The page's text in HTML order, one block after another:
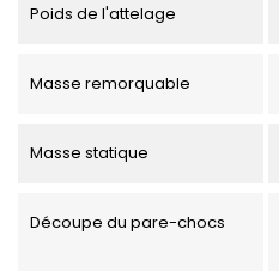
Poids de l'attelage
Masse remorquable
Masse statique
Découpe du pare-chocs